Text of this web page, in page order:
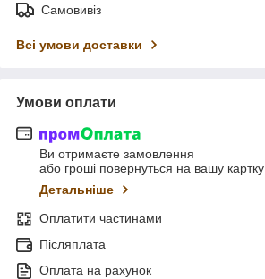
Самовивіз
Всі умови доставки
Умови оплати
Ви отримаєте замовлення
або гроші повернуться на вашу картку
Детальніше
Оплатити частинами
Післяплата
Оплата на рахунок